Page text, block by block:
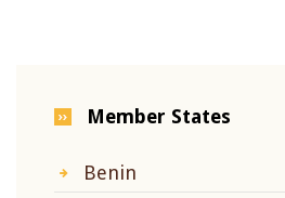
Member States
Benin